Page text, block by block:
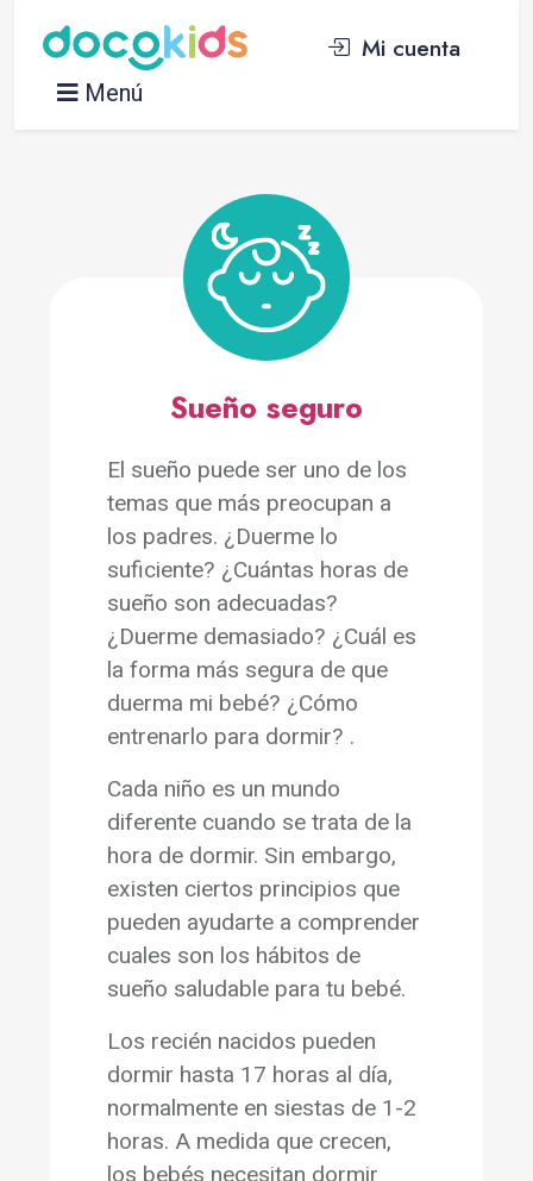
Mi cuenta
Menú
Sueño seguro
El sueño puede ser uno de los
temas que más preocupan a
los padres. ¿Duerme lo
suficiente? ¿Cuántas horas de
sueño son adecuadas?
¿Duerme demasiado? ¿Cuál es
la forma más segura de que
duerma mi bebé? ¿Cómo
entrenarlo para dormir? .
Cada niño es un mundo
diferente cuando se trata de la
hora de dormir. Sin embargo,
existen ciertos principios que
pueden ayudarte a comprender
cuales son los hábitos de
sueño saludable para tu bebé.
Los recién nacidos pueden
dormir hasta 17 horas al día,
normalmente en siestas de 1-2
horas. A medida que crecen,